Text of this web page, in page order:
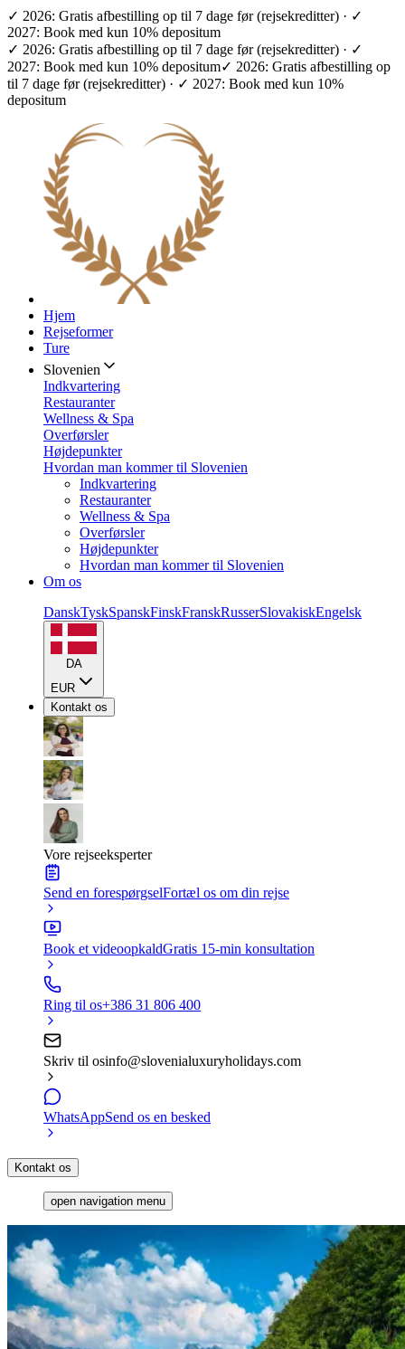
✓ 2026: Gratis afbestilling op til 7 dage før (rejsekreditter) · ✓
2027: Book med kun 10% depositum
✓ 2026: Gratis afbestilling op til 7 dage før (rejsekreditter) · ✓
2027: Book med kun 10% depositum✓ 2026: Gratis afbestilling op
til 7 dage før (rejsekreditter) · ✓ 2027: Book med kun 10%
depositum
Hjem
Rejseformer
Ture
Slovenien
Indkvartering
Restauranter
Wellness & Spa
Overførsler
Højdepunkter
Hvordan man kommer til Slovenien
Indkvartering
Restauranter
Wellness & Spa
Overførsler
Højdepunkter
Hvordan man kommer til Slovenien
Om os
DanskTyskSpanskFinskFranskRusserSlovakiskEngelsk
DA
EUR
Kontakt os
Vore rejseeksperter
Send en forespørgselFortæl os om din rejse
Book et videoopkaldGratis 15-min konsultation
Ring til os+386 31 806 400
Skriv til osinfo@slovenialuxuryholidays.com
WhatsAppSend os en besked
Kontakt os
open navigation menu